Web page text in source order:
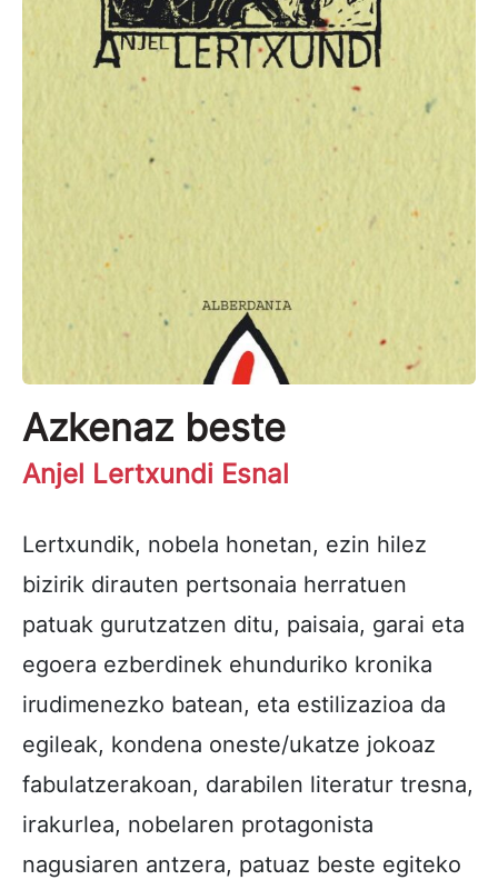
Azkenaz beste
Anjel Lertxundi Esnal
Lertxundik, nobela honetan, ezin hilez
bizirik dirauten pertsonaia herratuen
patuak gurutzatzen ditu, paisaia, garai eta
egoera ezberdinek ehunduriko kronika
irudimenezko batean, eta estilizazioa da
egileak, kondena oneste/ukatze jokoaz
fabulatzerakoan, darabilen literatur tresna,
irakurlea, nobelaren protagonista
nagusiaren antzera, patuaz beste egiteko